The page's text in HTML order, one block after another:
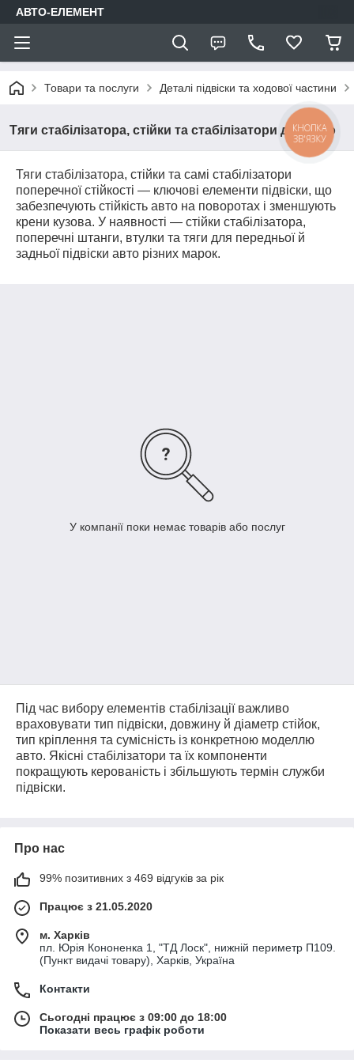
АВТО-ЕЛЕМЕНТ
Товари та послуги Деталі підвіски та ходової частини
Тяги стабілізатора, стійки та стабілізатори для авто
Тяги стабілізатора, стійки та самі стабілізатори
поперечної стійкості — ключові елементи підвіски, що
забезпечують стійкість авто на поворотах і зменшують
крени кузова. У наявності — стійки стабілізатора,
поперечні штанги, втулки та тяги для передньої й
задньої підвіски авто різних марок.
У компанії поки немає товарів або послуг
Під час вибору елементів стабілізації важливо
враховувати тип підвіски, довжину й діаметр стійок,
тип кріплення та сумісність із конкретною моделлю
авто. Якісні стабілізатори та їх компоненти
покращують керованість і збільшують термін служби
підвіски.
Про нас
99% позитивних з 469 відгуків за рік
Працює з 21.05.2020
м. Харків
пл. Юрія Кононенка 1, "ТД Лоск", нижній периметр П109.
(Пункт видачі товару), Харків, Україна
Контакти
Сьогодні працює з 09:00 до 18:00
Показати весь графік роботи
КНОПКА
ЗВ'ЯЗКУ